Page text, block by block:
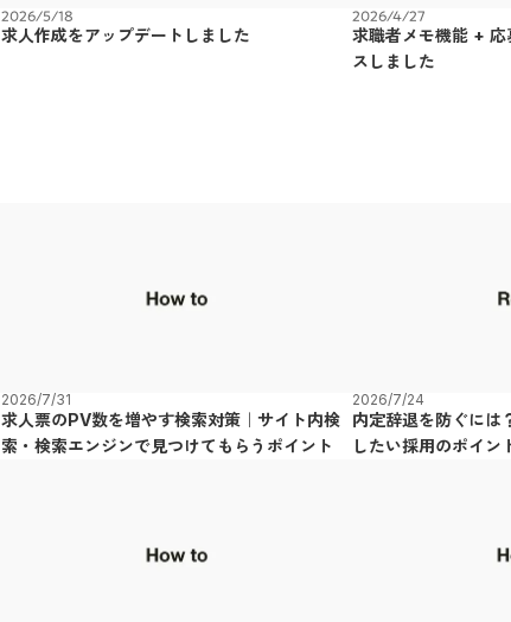
2026/5/18
求人作成をアップデートしました
2026/4/27
求職者メモ機能 +
スしました
2026/7/31
求人票のPV数を増やす検索対策｜サイト内検
索・検索エンジンで見つけてもらうポイント
2026/7/24
内定辞退を防ぐには
したい採用のポイン